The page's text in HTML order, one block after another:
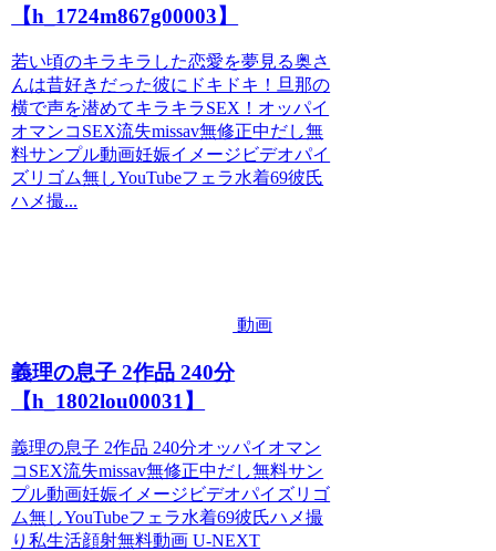
【h_1724m867g00003】
若い頃のキラキラした恋愛を夢見る奥さ
んは昔好きだった彼にドキドキ！旦那の
横で声を潜めてキラキラSEX！オッパイ
オマンコSEX流失missav無修正中だし無
料サンプル動画妊娠イメージビデオパイ
ズリゴム無しYouTubeフェラ水着69彼氏
ハメ撮...
動画
義理の息子 2作品 240分
【h_1802lou00031】
義理の息子 2作品 240分オッパイオマン
コSEX流失missav無修正中だし無料サン
プル動画妊娠イメージビデオパイズリゴ
ム無しYouTubeフェラ水着69彼氏ハメ撮
り私生活顔射無料動画 U-NEXT